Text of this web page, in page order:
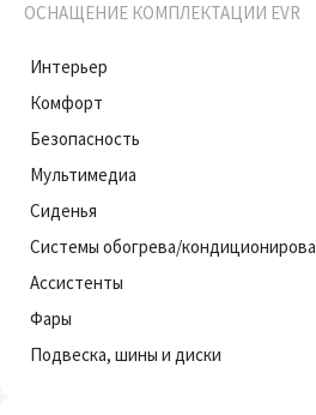
ОСНАЩЕНИЕ КОМПЛЕКТАЦИИ EVR
Интерьер
Комфорт
Безопасность
Мультимедиа
Сиденья
Системы обогрева/
Ассистенты
Фары
Подвеска, шины и диски